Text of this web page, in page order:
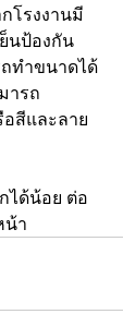
โรงงานมี
นป้องกัน
ทำขนาดได้
ารถ
สีและลาย
ได้น้อย ต่อ
น้า